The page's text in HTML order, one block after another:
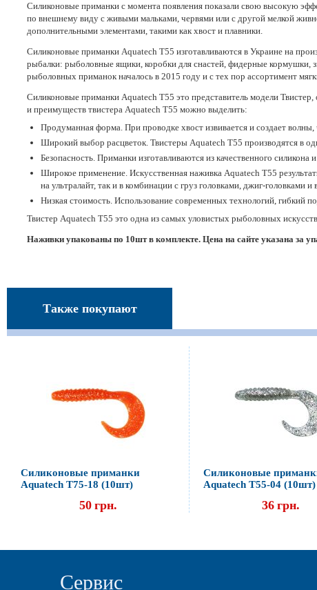
Силиконовые приманки с момента появления показали свою высокую
по внешнему виду с живыми мальками, червями или с другой мелкой
дополнительными элементами, такими как хвост и плавники.
Силиконовые приманки Aquatech Т55 изготавливаются в Украине на
рыбалки: рыболовные ящики, коробки для снастей, фидерные кормушки,
рыболовных приманок началось в 2015 году и с тех пор ассортимент
Силиконовые приманки Aquatech Т55 это представитель модели
и преимуществ твистера Aquatech Т55 можно выделить:
Продуманная форма. При проводке хвост извивается и создает
Широкий выбор расцветок. Твистеры Aquatech Т55 производятся в
Безопасность. Приманки изготавливаются из качественного
Широкое применение. Искусственная наживка Aquatech Т55
на ультралайт, так и в комбинации с груз головками, джиг-головками
Низкая стоимость. Использование современных технологий, гибкий
Твистер Aquatech Т55 это одна из самых уловистых рыболовных
Наживки упакованы по 10шт в комплекте. Цена на сайте указана за
Также покупают
Силиконовые приманки
Aquatech Т75-18 (10шт)
50 грн.
Силиконовые
Aquatech Т55-04 (10шт)
36 грн.
Сервис